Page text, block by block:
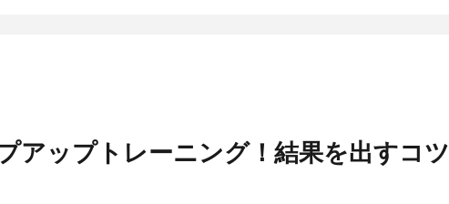
アップトレーニング！結果を出すコツ